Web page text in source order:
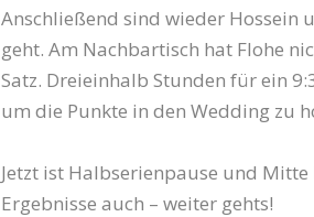
Anschließend sind wieder Hossein
geht. Am Nachbartisch hat Flohe
Satz. Dreieinhalb Stunden für ein
um die Punkte in den Wedding zu
Jetzt ist Halbserienpause und
Ergebnisse auch – weiter gehts!